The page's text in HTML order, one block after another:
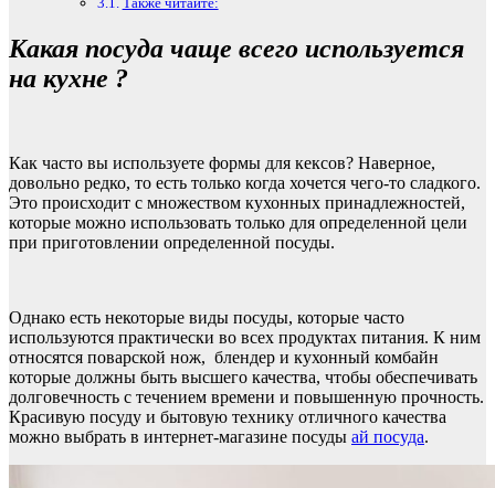
Какая посуда чаще всего используется
на кухне ?
Как часто вы используете формы для кексов? Наверное,
довольно редко, то есть только когда хочется чего-то сладкого.
Это происходит с множеством кухонных принадлежностей,
которые можно использовать только для определенной цели
при приготовлении определенной посуды.
Однако есть некоторые виды посуды, которые часто
используются практически во всех продуктах питания. К ним
относятся поварской нож, блендер и кухонный комбайн
которые должны быть высшего качества, чтобы обеспечивать
долговечность с течением времени и повышенную прочность.
Красивую посуду и бытовую технику отличного качества
можно выбрать в интернет-магазине посуды ай посуда.